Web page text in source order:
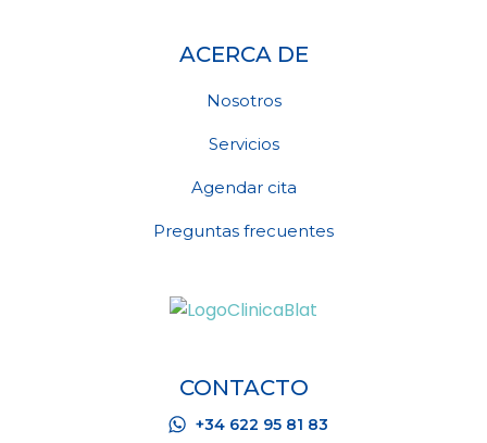
ACERCA DE
Nosotros
Servicios
Agendar cita
Preguntas frecuentes
CONTACTO
+34 622 95 81 83